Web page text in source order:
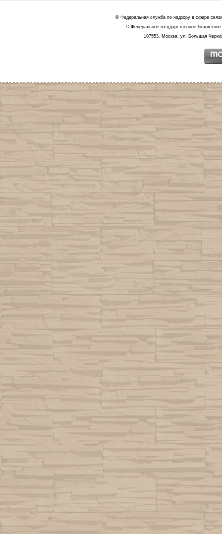
© Федеральная служба по надзору в сфере
© Федеральное государственное
107553, Москва, ул. Большая